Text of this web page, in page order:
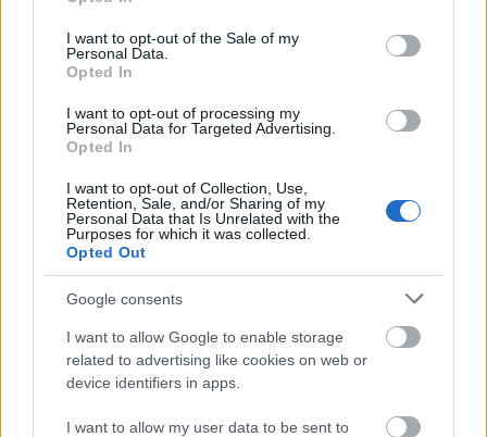
use your data for below specified purposes in below Google
consent section.
I want to opt-out of the Sale of my
Personal Data.
Opted In
I want to opt-out of processing my
Personal Data for Targeted Advertising.
Opted In
I want to opt-out of Collection, Use,
Retention, Sale, and/or Sharing of my
Personal Data that Is Unrelated with the
Purposes for which it was collected.
Opted Out
Google consents
I want to allow Google to enable storage
related to advertising like cookies on web or
device identifiers in apps.
I want to allow my user data to be sent to
Το Minecraft έρχεται στο Nintendo Switch 2 όπως δεν το